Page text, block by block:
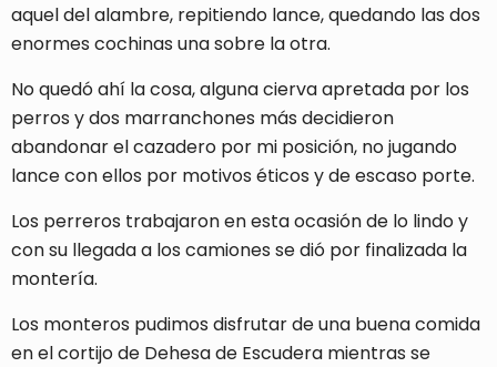
aquel del alambre, repitiendo lance, quedando las dos
enormes cochinas una sobre la otra.
No quedó ahí la cosa, alguna cierva apretada por los
perros y dos marranchones más decidieron
abandonar el cazadero por mi posición, no jugando
lance con ellos por motivos éticos y de escaso porte.
Los perreros trabajaron en esta ocasión de lo lindo y
con su llegada a los camiones se dió por finalizada la
montería.
Los monteros pudimos disfrutar de una buena comida
en el cortijo de Dehesa de Escudera mientras se